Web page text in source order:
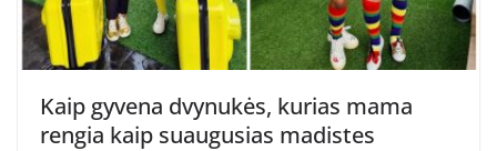
Kaip gyvena dvynukės, kurias mama
rengia kaip suaugusias madistes